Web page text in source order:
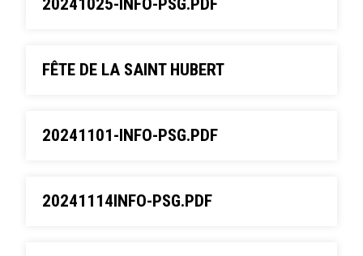
20241025-INFO-PSG.PDF
FÊTE DE LA SAINT HUBERT
20241101-INFO-PSG.PDF
20241114INFO-PSG.PDF